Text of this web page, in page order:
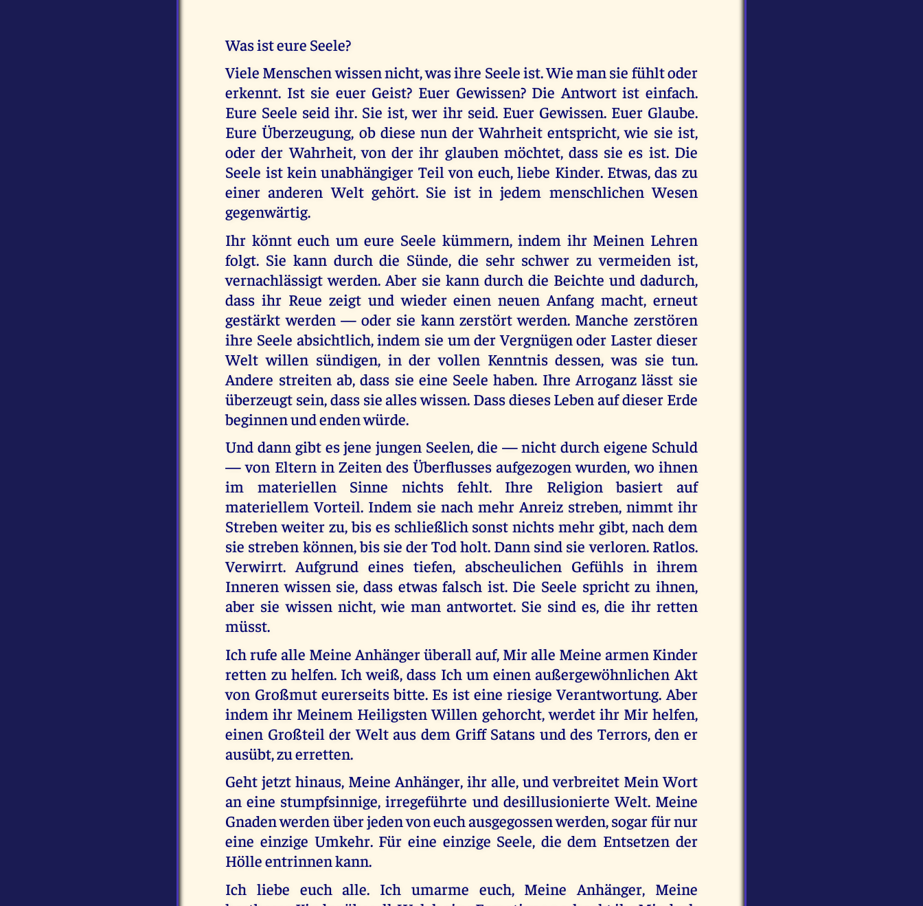
Was ist eure Seele?
Viele Menschen wissen nicht, was ihre Seele ist. Wie man sie fühlt oder
erkennt. Ist sie euer Geist? Euer Gewissen? Die Antwort ist einfach.
Eure Seele seid ihr. Sie ist, wer ihr seid. Euer Gewissen. Euer Glaube.
Eure Überzeugung, ob diese nun der Wahrheit entspricht, wie sie ist,
oder der Wahrheit, von der ihr glauben möchtet, dass sie es ist. Die
Seele ist kein unabhängiger Teil von euch, liebe Kinder. Etwas, das zu
einer anderen Welt gehört. Sie ist in jedem menschlichen Wesen
gegenwärtig.
Ihr könnt euch um eure Seele kümmern, indem ihr Meinen Lehren
folgt. Sie kann durch die Sünde, die sehr schwer zu vermeiden ist,
vernachlässigt werden. Aber sie kann durch die Beichte und dadurch,
dass ihr Reue zeigt und wieder einen neuen Anfang macht, erneut
gestärkt werden — oder sie kann zerstört werden. Manche zerstören
ihre Seele absichtlich, indem sie um der Vergnügen oder Laster dieser
Welt willen sündigen, in der vollen Kenntnis dessen, was sie tun.
Andere streiten ab, dass sie eine Seele haben. Ihre Arroganz lässt sie
überzeugt sein, dass sie alles wissen. Dass dieses Leben auf dieser Erde
beginnen und enden würde.
Und dann gibt es jene jungen Seelen, die — nicht durch eigene Schuld
— von Eltern in Zeiten des Überflusses aufgezogen wurden, wo ihnen
im materiellen Sinne nichts fehlt. Ihre Religion basiert auf
materiellem Vorteil. Indem sie nach mehr Anreiz streben, nimmt ihr
Streben weiter zu, bis es schließlich sonst nichts mehr gibt, nach dem
sie streben können, bis sie der Tod holt. Dann sind sie verloren. Ratlos.
Verwirrt. Aufgrund eines tiefen, abscheulichen Gefühls in ihrem
Inneren wissen sie, dass etwas falsch ist. Die Seele spricht zu ihnen,
aber sie wissen nicht, wie man antwortet. Sie sind es, die ihr retten
müsst.
Ich rufe alle Meine Anhänger überall auf, Mir alle Meine armen Kinder
retten zu helfen. Ich weiß, dass Ich um einen außergewöhnlichen Akt
von Großmut eurerseits bitte. Es ist eine riesige Verantwortung. Aber
indem ihr Meinem Heiligsten Willen gehorcht, werdet ihr Mir helfen,
einen Großteil der Welt aus dem Griff Satans und des Terrors, den er
ausübt, zu erretten.
Geht jetzt hinaus, Meine Anhänger, ihr alle, und verbreitet Mein Wort
an eine stumpfsinnige, irregeführte und desillusionierte Welt. Meine
Gnaden werden über jeden von euch ausgegossen werden, sogar für nur
eine einzige Umkehr. Für eine einzige Seele, die dem Entsetzen der
Hölle entrinnen kann.
Ich liebe euch alle. Ich umarme euch, Meine Anhänger, Meine